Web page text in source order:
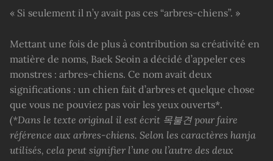
« Si seulement il n’y avait pas ces “arbres-chiens”. »
Mettant une fois de plus à contribution sa créativité en
matière de noms, Baek Seoin a décidé d’appeler ces
monstres : arbres-chiens. Ce nom avait deux
significations : un chien fait d’arbres et quelque chose
que vous ne pouviez pas voir les yeux ouverts*.
(*Dans le texte original il est écrit 목불견pour faire
référence aux arbres-chiens. Selon les caractères hanja
utilisés, cela peut signifier l’une ou l’autre des deux